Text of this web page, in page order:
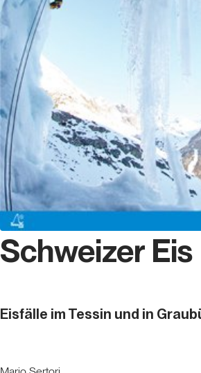
Schweizer Eis
Eisfälle im Tessin und in